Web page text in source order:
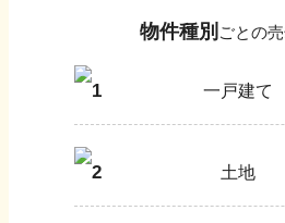
物件種別 ごとの
1 一戸建て
2 土地